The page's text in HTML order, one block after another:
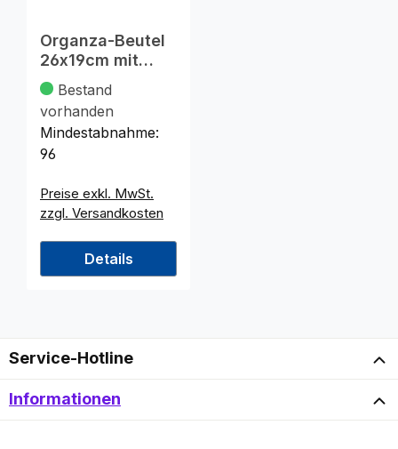
Organza-Beutel
26x19cm mit
farbiger Kordel
Bestand
vorhanden
Mindestabnahme:
96
Preise exkl. MwSt.
zzgl. Versandkosten
Details
Service-Hotline
Informationen